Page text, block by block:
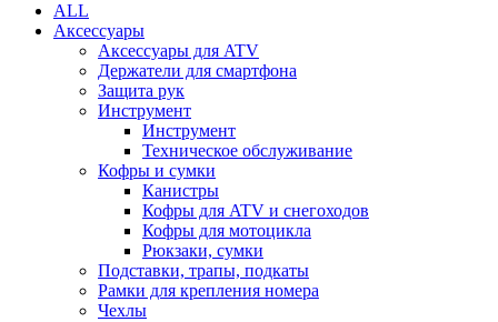
ALL
Аксессуары
Аксессуары для ATV
Держатели для смартфона
Защита рук
Инструмент
Инструмент
Техническое обслуживание
Кофры и сумки
Канистры
Кофры для ATV и снегоходов
Кофры для мотоцикла
Рюкзаки, сумки
Подставки, трапы, подкаты
Рамки для крепления номера
Чехлы